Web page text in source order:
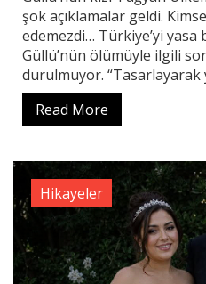
şok açıklamalar geldi.
edemezdi… Türkiye’yi yasa
Güllü’nün ölümüyle ilgili
durulmuyor. “Tasarlayarak
Read More
Hikayeler